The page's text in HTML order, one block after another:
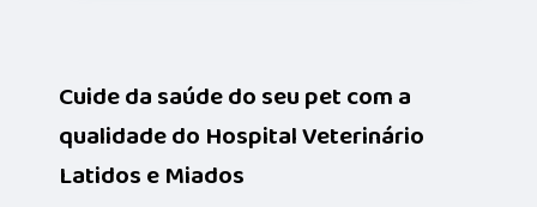
Cuide da saúde do seu pet com a
qualidade do Hospital Veterinário
Latidos e Miados